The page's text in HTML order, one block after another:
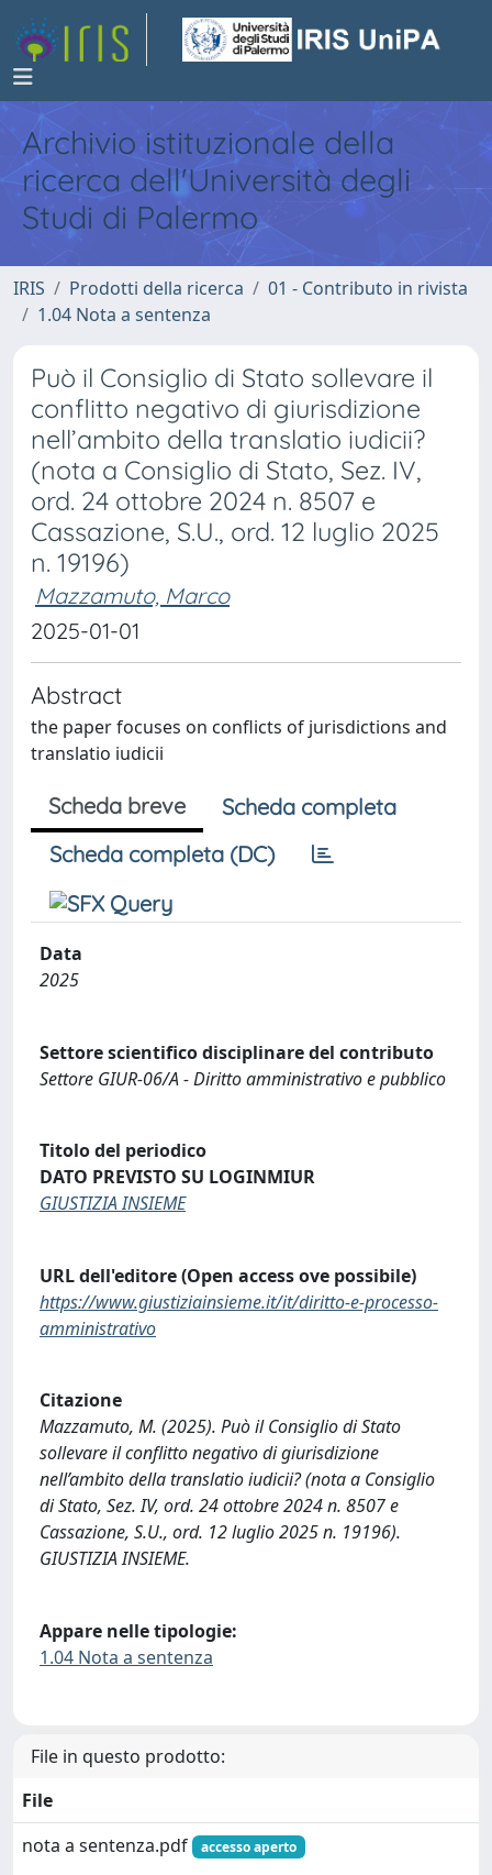
Archivio istituzionale della
ricerca dell'Università degli
Studi di Palermo
IRIS Prodotti della ricerca
01 - Contributo in rivista
1.04 Nota a sentenza
Può il Consiglio di Stato sollevare il
conflitto negativo di giurisdizione
nell’ambito della translatio iudicii?
(nota a Consiglio di Stato, Sez. IV,
ord. 24 ottobre 2024 n. 8507 e
Cassazione, S.U., ord. 12 luglio 2025
n. 19196)
Mazzamuto, Marco
2025-01-01
Abstract
the paper focuses on conflicts of jurisdictions and
translatio iudicii
Scheda breve
Scheda completa
Scheda completa (DC)
Data
2025
Settore scientifico disciplinare del contributo
Settore GIUR-06/A - Diritto amministrativo e pubblico
Titolo del periodico
DATO PREVISTO SU LOGINMIUR
GIUSTIZIA INSIEME
URL dell'editore (Open access ove possibile)
https://www.giustiziainsieme.it/it/diritto-e-processo-
amministrativo
Citazione
Mazzamuto, M. (2025). Può il Consiglio di Stato
sollevare il conflitto negativo di giurisdizione
nell’ambito della translatio iudicii? (nota a Consiglio
di Stato, Sez. IV, ord. 24 ottobre 2024 n. 8507 e
Cassazione, S.U., ord. 12 luglio 2025 n. 19196).
GIUSTIZIA INSIEME.
Appare nelle tipologie:
1.04 Nota a sentenza
File in questo prodotto:
File
nota a sentenza.pdf
accesso aperto